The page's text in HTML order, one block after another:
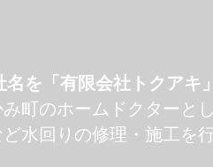
を「有限会社トクアキ
町のホームドクターと
水回りの修理・施工を